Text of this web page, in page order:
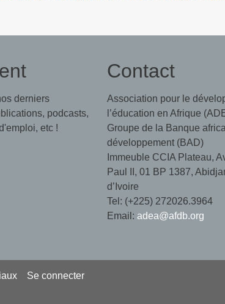
derniers
podcasts,
etc !
Contact
Association pour le
l’éducation en Afrique
Groupe de la Banque
développement (BAD)
Immeuble CCIA Plateau,
Paul II, 01 BP 1387,
d’Ivoire
Tel: (+225) 272026.3964
Email: adea@afdb.org
Se connecter